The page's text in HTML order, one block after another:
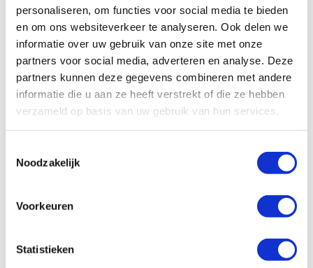
personaliseren, om functies voor social media te bieden
en om ons websiteverkeer te analyseren. Ook delen we
informatie over uw gebruik van onze site met onze
partners voor social media, adverteren en analyse. Deze
partners kunnen deze gegevens combineren met andere
informatie die u aan ze heeft verstrekt of die ze hebben
verzameld op basis van uw gebruik van hun services.
Noodzakelijk
Voorkeuren
Statistieken
Search
FAQ
All Algemeen Schade/onderhoud
Ons wagenpark Financieel Vragen vooraf
Wat zijn de administratieve kosten?
Hoe kan ik zelf de factuur betalen?
Shortlease?